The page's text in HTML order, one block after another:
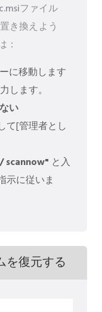
ファイル
き換えよう
：
に移動します
します。
い
て[管理者とし
scannow" と入
示に従いま
を復元する